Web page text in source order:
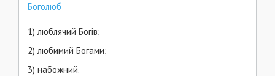
Боголюб
1) люблячий Богів;
2) любимий Богами;
3) набожний.